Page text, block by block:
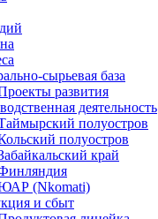
сырьевая база
развития
деятельность
полуостров
полуостров
край
(Nkomati)
и сбыт